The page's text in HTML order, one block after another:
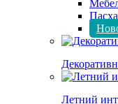
Летний